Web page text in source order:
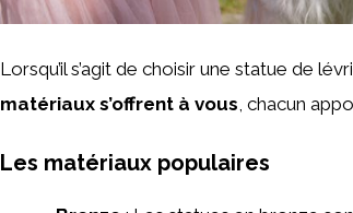
Lorsqu’il s’agit de choisir une statue de
matériaux s’offrent à vous, chacun
Les matériaux populaires